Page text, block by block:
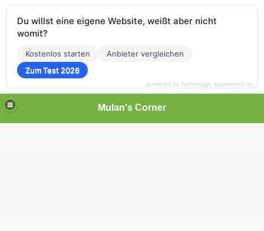
Mulan's Corner
Du willst eine eigene Website, weißt aber nicht
womit?
Kostenlos starten
Anbieter vergleichen
Zum Test 2026
powered by homepage-baukasten.de